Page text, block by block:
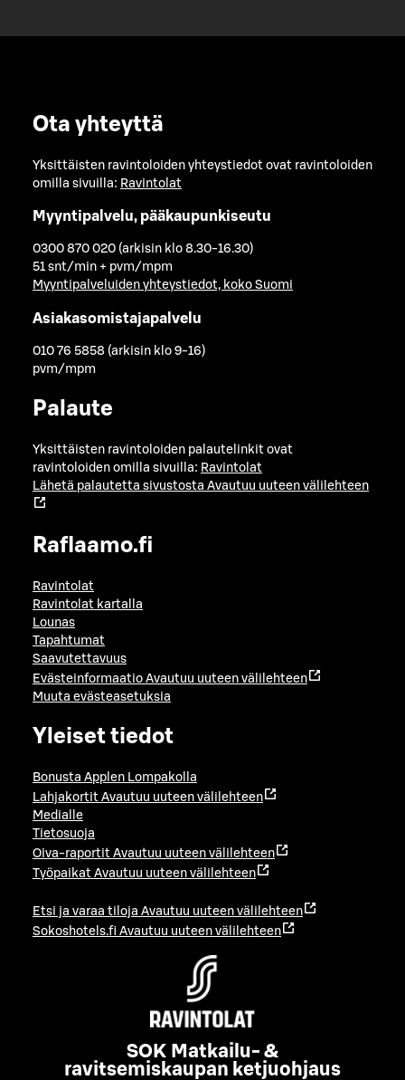
Ota yhteyttä
Yksittäisten ravintoloiden yhteystiedot ovat ravintoloiden
omilla sivuilla: Ravintolat
Myyntipalvelu, pääkaupunkiseutu
0300 870 020 (arkisin klo 8.30-16.30)
51 snt/min + pvm/mpm
Myyntipalveluiden yhteystiedot, koko Suomi
Asiakasomistajapalvelu
010 76 5858 (arkisin klo 9-16)
pvm/mpm
Palaute
Yksittäisten ravintoloiden palautelinkit ovat
ravintoloiden omilla sivuilla: Ravintolat
Lähetä palautetta sivustosta Avautuu uuteen välilehteen
Raflaamo.fi
Ravintolat
Ravintolat kartalla
Lounas
Tapahtumat
Saavutettavuus
Evästeinformaatio Avautuu uuteen välilehteen
Muuta evästeasetuksia
Yleiset tiedot
Bonusta Applen Lompakolla
Lahjakortit Avautuu uuteen välilehteen
Medialle
Tietosuoja
Oiva-raportit Avautuu uuteen välilehteen
Työpaikat Avautuu uuteen välilehteen
Etsi ja varaa tiloja Avautuu uuteen välilehteen
Sokoshotels.fi Avautuu uuteen välilehteen
SOK Matkailu- &
ravitsemiskaupan ketjuohjaus